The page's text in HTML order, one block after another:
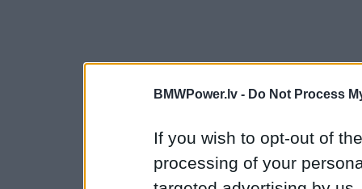
BMWPower.lv - Do Not Process
If you wish to opt-out of
processing of your